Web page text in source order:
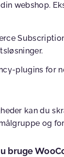
webshop.
plugins for
kan du
og
bruge